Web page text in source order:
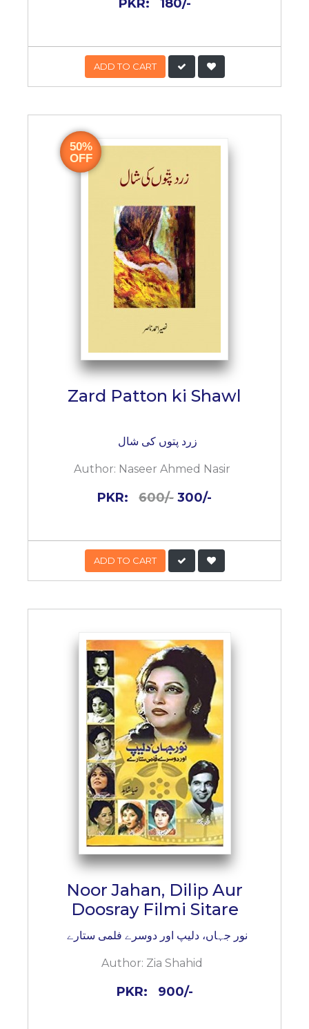
PKR: 180/-
ADD TO CART
50%
OFF
Zard Patton ki Shawl
زرد پتوں کی شال
Author: Naseer Ahmed Nasir
PKR: 600/- 300/-
ADD TO CART
Noor Jahan, Dilip Aur
Doosray Filmi Sitare
نور جہاں، دلیپ اور دوسرے فلمی ستارے
Author: Zia Shahid
PKR: 900/-